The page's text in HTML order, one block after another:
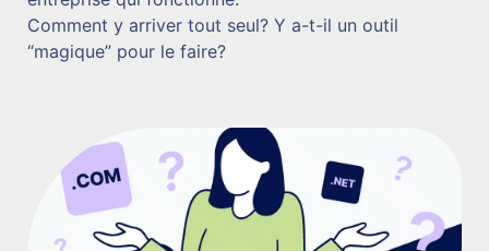
Comment y arriver tout seul? Y a-t-il un outil
“magique” pour le faire?